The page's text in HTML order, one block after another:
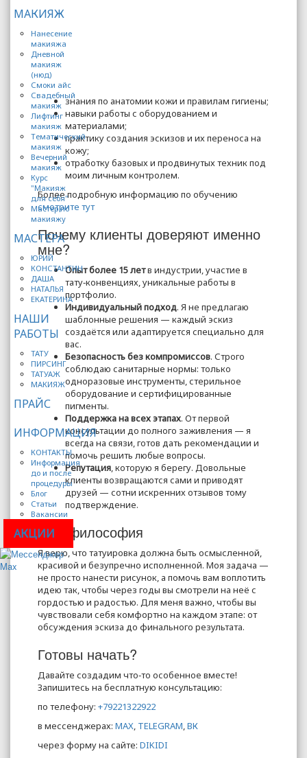
МАКИЯЖ
Нанесение
макияжа
Дневной
макияж
(нюд)
Смоки айс
Свадебный
макияж
Лифтинг
макияж
Тематический
макияж
Вечерний
макияж
Курс
"Макияж
для себя"
Мастер по
макияжу
МАСТЕРА
ЮРИЙ
КОНСТАНТИН
ДАША
НАТАЛЬЯ
ЕКАТЕРИНА
НАШИ
РАБОТЫ
ТАТУ
ПИРСИНГ
ТАТУАЖ
МАКИЯЖ
ПРАЙС
ИНФОРМАЦИЯ
КОНТАКТЫ
Информация
до и после
процедуры
Блог
Статьи
Вакансии
АКЦИИ
знания по анатомии кожи и правилам гигиены;
навыки работы с оборудованием и
материалами;
практику создания эскизов и их переноса на
кожу;
отработку базовых и продвинутых техник под
моим личным контролем.
Более подробную информацию по обучению
смотрите тут
Почему клиенты доверяют именно
мне?
Опыт более 15 летв индустрии, участие в
тату‑конвенциях, уникальные работы в
портфолио.
Индивидуальный подход. Я не предлагаю
шаблонные решения — каждый эскиз
создаётся или адаптируется специально для
вас.
Безопасность без компромиссов. Строго
соблюдаю санитарные нормы: только
одноразовые инструменты, стерильное
оборудование и сертифицированные
пигменты.
Поддержка на всех этапах. От первой
консультации до полного заживления — я
всегда на связи, готов дать рекомендации и
помочь решить любые вопросы.
Репутация, которую я берегу. Довольные
клиенты возвращаются сами и приводят
друзей — сотни искренних отзывов тому
подтверждение.
Моя философия
Я верю, что татуировка должна быть осмысленной,
красивой и безупречно исполненной. Моя задача —
не просто нанести рисунок, а помочь вам воплотить
идею так, чтобы через годы вы смотрели на неё с
гордостью и радостью. Для меня важно, чтобы вы
чувствовали себя комфортно на каждом этапе: от
обсуждения эскиза до финального результата.
Готовы начать?
Давайте создадим что‑то особенное вместе!
Запишитесь на бесплатную консультацию:
по телефону: +79221322922
в мессенджерах: МАХ, TELEGRAM,ВК
через форму на сайте: DIKIDI